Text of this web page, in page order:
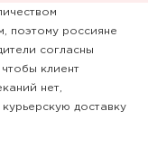
поэтому россияне
согласны
клиент
нет,
доставку